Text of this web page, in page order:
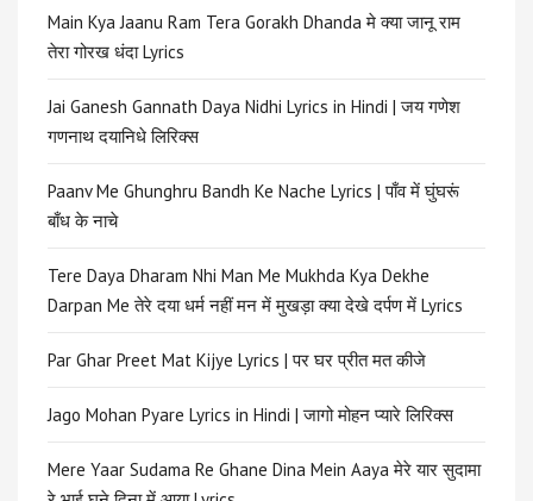
Main Kya Jaanu Ram Tera Gorakh Dhanda मे क्या जानू राम
तेरा गोरख धंदा Lyrics
Jai Ganesh Gannath Daya Nidhi Lyrics in Hindi | जय गणेश
गणनाथ दयानिधे लिरिक्स
Paanv Me Ghunghru Bandh Ke Nache Lyrics | पाँव में घुंघरूं
बाँध के नाचे
Tere Daya Dharam Nhi Man Me Mukhda Kya Dekhe
Darpan Me तेरे दया धर्म नहीं मन में मुखड़ा क्या देखे दर्पण में Lyrics
Par Ghar Preet Mat Kijye Lyrics | पर घर प्रीत मत कीजे
Jago Mohan Pyare Lyrics in Hindi | जागो मोहन प्यारे लिरिक्स
Mere Yaar Sudama Re Ghane Dina Mein Aaya मेरे यार सुदामा